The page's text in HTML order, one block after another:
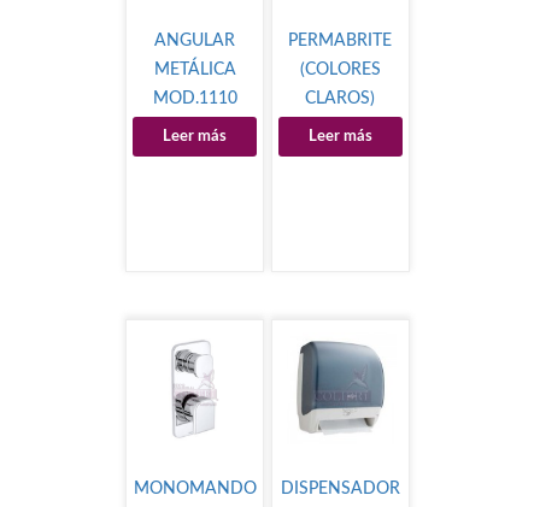
ANGULAR
METÁLICA
MOD.1110
Leer más
PERMABRITE
(COLORES
CLAROS)
MOD.6464
Leer más
MONOMANDO
DISPENSADOR